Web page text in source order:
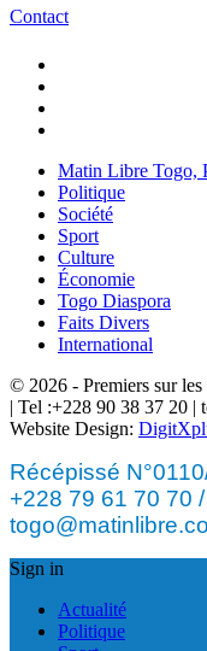
Contact
Matin Libre Togo,
Politique
Société
Sport
Culture
Économie
Togo Diaspora
Faits Divers
International
© 2026 - Premiers sur
| Tel :+228 90 38 37 20 |
Website Design:
Récépissé
+228 79 61 70 70
Sign in
Actualité
Politique